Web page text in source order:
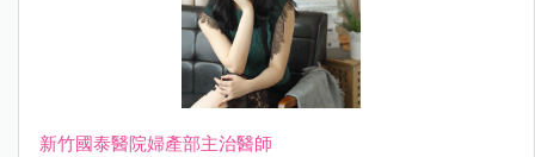
新竹國泰醫院婦產部主治醫師